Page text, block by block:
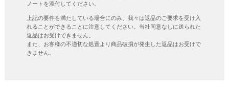
ノートを添付してください。
上記の要件を満たしている場合にのみ、我々は返品のご要求を受け入
れることができることに注意してください。当社同意なしに送られた
返品はお受けできません。
また、お客様の不適切な処置より商品破損が発生した返品はお受けで
きません。